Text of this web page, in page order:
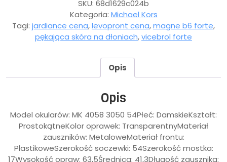
SKU: 68d1629c024b
Kategoria: Michael Kors
Tagi: jardiance cena,levopront cena,magne b6 forte,
pękająca skóra na dłoniach,vicebrol forte
Opis
Opis
Model okularów: MK 4058 3050 54Płeć: DamskieKształt:
ProstokątneKolor oprawek: TransparentnyMateriał
zauszników: MetaloweMateriał frontu:
PlastikoweSzerokość soczewki: 54Szerokość mostka:
17Wysokość opraw: 63,5Średnica: 41,3Długość zausznika: